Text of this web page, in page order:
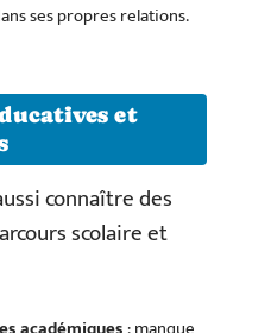
ses propres relations.
et
connaître des
scolaire et